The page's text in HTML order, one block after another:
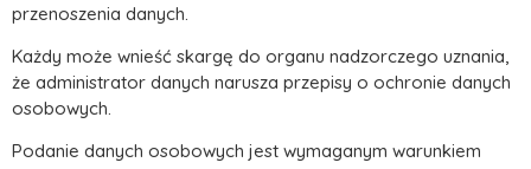
przenoszenia danych.
Każdy może wnieść skargę do organu nadzorczego uznania,
że administrator danych narusza przepisy o ochronie danych
osobowych.
Podanie danych osobowych jest wymaganym warunkiem